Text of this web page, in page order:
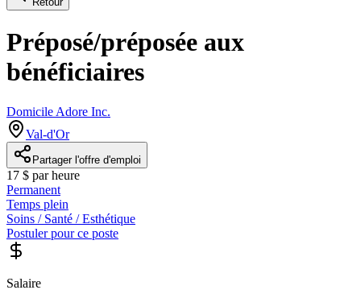
Préposé/préposée aux
bénéficiaires
Domicile Adore Inc.
Val-d'Or
Partager l'offre d'emploi
17 $ par heure
Permanent
Temps plein
Soins / Santé / Esthétique
Postuler pour ce poste
Salaire